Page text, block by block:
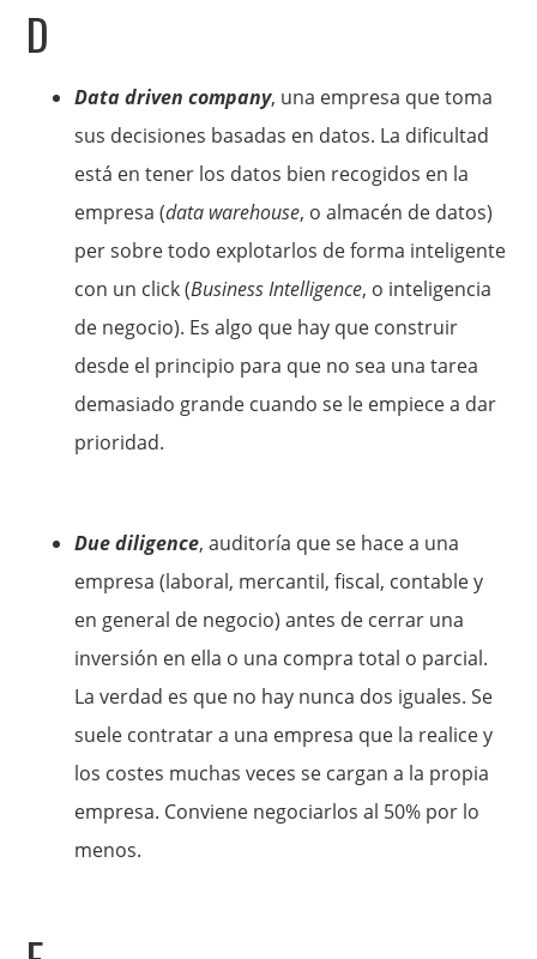
D
Data driven company, una empresa que toma
sus decisiones basadas en datos. La dificultad
está en tener los datos bien recogidos en la
empresa (data warehouse, o almacén de datos)
per sobre todo explotarlos de forma inteligente
con un click (Business Intelligence, o inteligencia
de negocio). Es algo que hay que construir
desde el principio para que no sea una tarea
demasiado grande cuando se le empiece a dar
prioridad.
Due diligence, auditoría que se hace a una
empresa (laboral, mercantil, fiscal, contable y
en general de negocio) antes de cerrar una
inversión en ella o una compra total o parcial.
La verdad es que no hay nunca dos iguales. Se
suele contratar a una empresa que la realice y
los costes muchas veces se cargan a la propia
empresa. Conviene negociarlos al 50% por lo
menos.